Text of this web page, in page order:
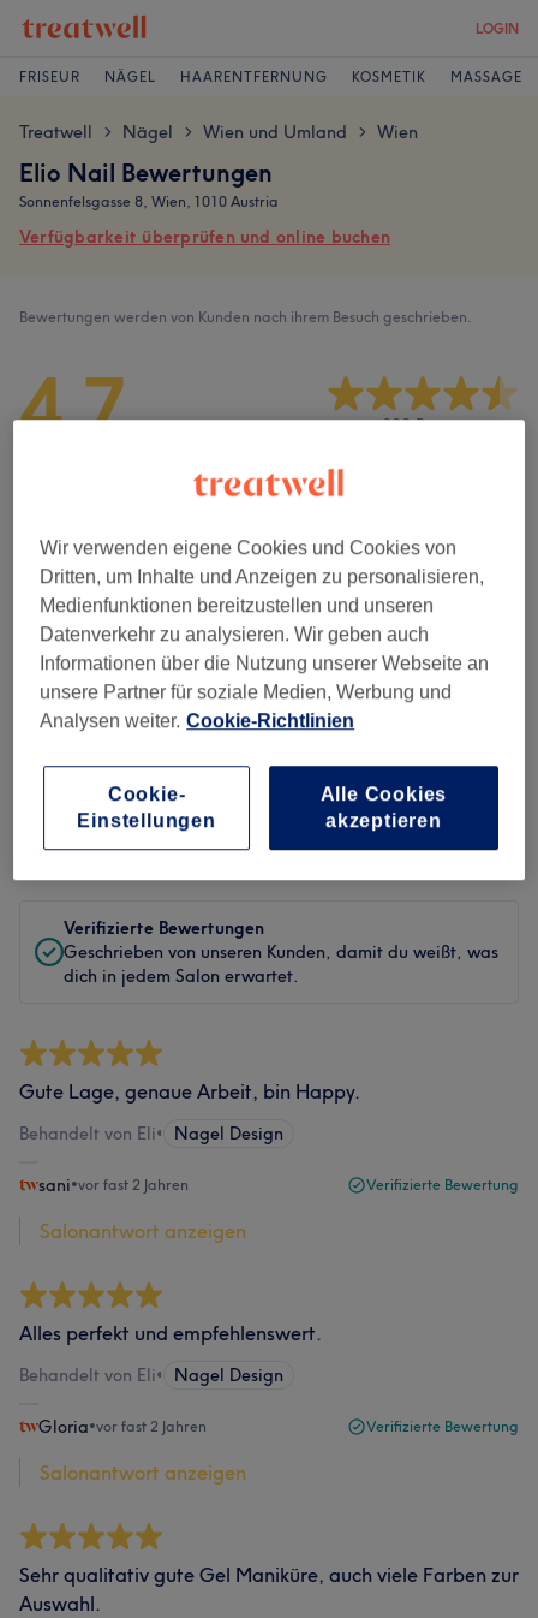
LOGIN
FRISEUR NÄGEL HAARENTFERNUNG KOSMETIK MASSAGE
Treatwell > Nägel > Wien und Umland > Wien
Elio Nail Bewertungen
Sonnenfelsgasse 8, Wien, 1010 Austria
Verfügbarkeit überprüfen und online buchen
Bewertungen werden von Kunden nach ihrem Besuch geschrieben.
4,7 890 Bewertungen
Sauberkeit
Service
Bewertungen filtern
Behandlung Alle Bewertungen
Bewertung Nach Sternen filtern
Verifizierte Bewertungen
Geschrieben von unseren Kunden, damit du weißt, was
dich in jedem Salon erwartet.
Gute Lage, genaue Arbeit, bin Happy.
Behandelt von Eli• Nagel Design
sani•vor fast 2 Jahren Verifizierte Bewertung
Salonantwort anzeigen
Alles perfekt und empfehlenswert.
Behandelt von Eli• Nagel Design
Gloria•vor fast 2 Jahren Verifizierte Bewertung
Salonantwort anzeigen
Sehr qualitativ gute Gel Maniküre, auch viele Farben zur
Auswahl.
Wir verwenden eigene Cookies und Cookies von
Dritten, um Inhalte und Anzeigen zu personalisieren,
Medienfunktionen bereitzustellen und unseren
Datenverkehr zu analysieren. Wir geben auch
Informationen über die Nutzung unserer Webseite an
unsere Partner für soziale Medien, Werbung und
Analysen weiter. Cookie-Richtlinien
Alle Cookies
akzeptieren
Cookie-
Einstellungen